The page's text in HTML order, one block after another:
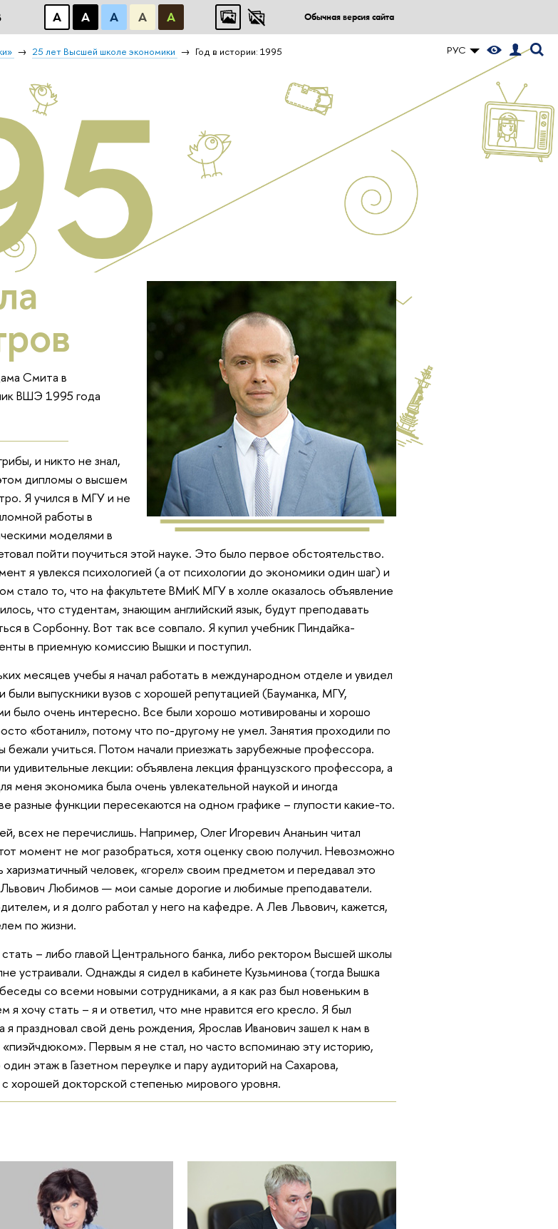
А А А А А Обычная версия сайта
РУС
25 лет Высшей школе экономики Год в истории: 1995
Смита в
ВШЭ 1995 года
и никто не знал,
дипломы о высшем
Я учился в МГУ и не
работы в
моделями в
пойти поучиться этой науке. Это было первое обстоятельство.
я увлекся психологией (а от психологии до экономики один шаг) и
стало то, что на факультете ВМиК МГУ в холле оказалось объявление
что студентам, знающим английский язык, будут преподавать
в Сорбонну. Вот так все совпало. Я купил учебник Пиндайка-
в приемную комиссию Вышки и поступил.
месяцев учебы я начал работать в международном отделе и увидел
выпускники вузов с хорошей репутацией (Бауманка, МГУ,
было очень интересно. Все были хорошо мотивированы и хорошо
«ботанил», потому что по-другому не умел. Занятия проходили по
учиться. Потом начали приезжать зарубежные профессора.
лекции: объявлена лекция французского профессора, а
меня экономика была очень увлекательной наукой и иногда
разные функции пересекаются на одном графике – глупости какие-то.
всех не перечислишь. Например, Олег Игоревич Ананьин читал
момент не мог разобраться, хотя оценку свою получил. Невозможно
человек, «горел» своим предметом и передавал это
Любимов — мои самые дорогие и любимые преподаватели.
и я долго работал у него на кафедре. А Лев Львович, кажется,
по жизни.
– либо главой Центрального банка, либо ректором Высшей школы
устраивали. Однажды я сидел в кабинете Кузьминова (тогда Вышка
со всеми новыми сотрудниками, а я как раз был новеньким в
хочу стать – я и ответил, что мне нравится его кресло. Я был
праздновал свой день рождения, Ярослав Иванович зашел к нам в
Первым я не стал, но часто вспоминаю эту историю,
этаж в Газетном переулке и пару аудиторий на Сахарова,
хорошей докторской степенью мирового уровня.